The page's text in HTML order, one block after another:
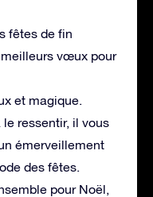
fêtes de fin
meilleurs vœux pour
et magique.
ressentir, il vous
émerveillement
des fêtes.
pour Noël,